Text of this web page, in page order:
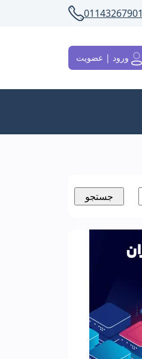
01143267901
ورود | عضویت